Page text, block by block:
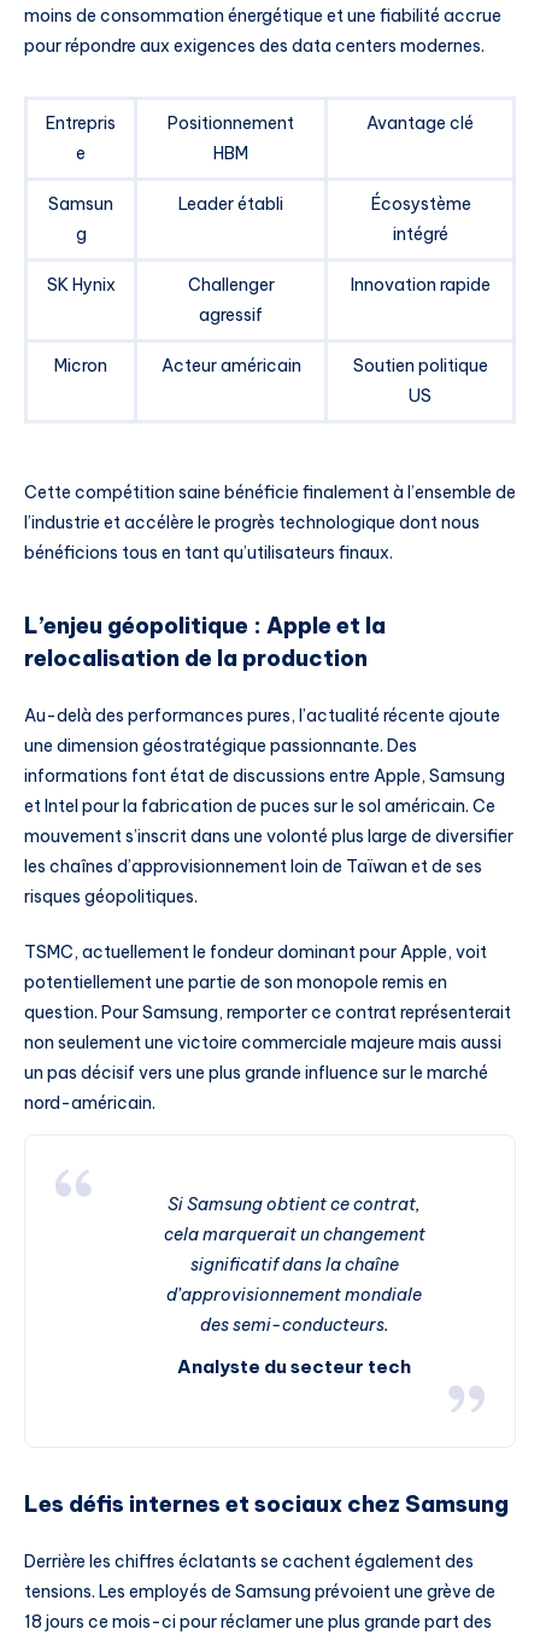
moins de consommation énergétique et une fiabilité accrue
pour répondre aux exigences des data centers modernes.
Entrepris
e
Positionnement
HBM
Avantage clé
Samsun
g
Leader établi
Écosystème
intégré
SK Hynix
Challenger
agressif
Innovation rapide
Micron Acteur américain
Soutien politique
US
Cette compétition saine bénéficie finalement à l’ensemble de
l’industrie et accélère le progrès technologique dont nous
bénéficions tous en tant qu’utilisateurs finaux.
L’enjeu géopolitique : Apple et la
relocalisation de la production
Au-delà des performances pures, l’actualité récente ajoute
une dimension géostratégique passionnante. Des
informations font état de discussions entre Apple, Samsung
et Intel pour la fabrication de puces sur le sol américain. Ce
mouvement s’inscrit dans une volonté plus large de diversifier
les chaînes d’approvisionnement loin de Taïwan et de ses
risques géopolitiques.
TSMC, actuellement le fondeur dominant pour Apple, voit
potentiellement une partie de son monopole remis en
question. Pour Samsung, remporter ce contrat représenterait
non seulement une victoire commerciale majeure mais aussi
un pas décisif vers une plus grande influence sur le marché
nord-américain.
Si Samsung obtient ce contrat,
cela marquerait un changement
significatif dans la chaîne
d’approvisionnement mondiale
des semi-conducteurs.
Analyste du secteur tech
Les défis internes et sociaux chez Samsung
Derrière les chiffres éclatants se cachent également des
tensions. Les employés de Samsung prévoient une grève de
18 jours ce mois-ci pour réclamer une plus grande part des